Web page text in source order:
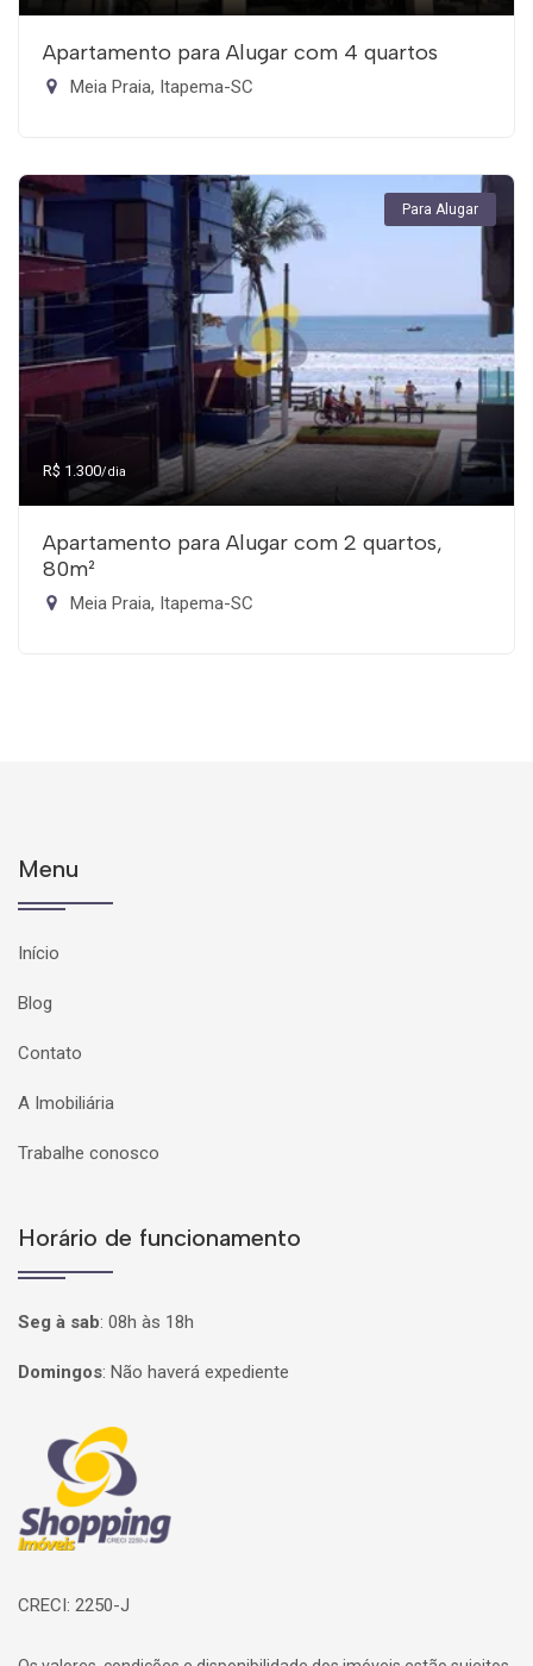
Apartamento para Alugar com 4 quartos
Meia Praia, Itapema-SC
Para Alugar
R$ 1.300/dia
Apartamento para Alugar com 2 quartos,
80m²
Meia Praia, Itapema-SC
Menu
Início
Blog
Contato
A Imobiliária
Trabalhe conosco
Horário de funcionamento
Seg à sab: 08h às 18h
Domingos: Não haverá expediente
Página inicial
CRECI: 2250-J